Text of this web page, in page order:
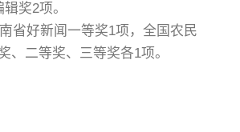
奖2项。
省好新闻一等奖1项，全国农民
、二等奖、三等奖各1项。